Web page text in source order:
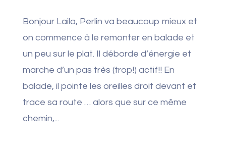
Bonjour Laila, Perlin va beaucoup mieux et
on commence à le remonter en balade et
un peu sur le plat. Il déborde d’énergie et
marche d’un pas très (trop!) actif!! En
balade, il pointe les oreilles droit devant et
trace sa route … alors que sur ce même
chemin,...